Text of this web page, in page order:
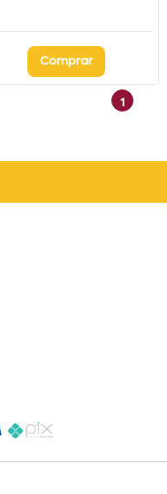
Comprar
1